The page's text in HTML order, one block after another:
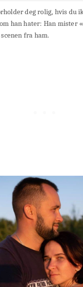
deg rolig, hvis du
han hater: Han mister
fra ham.